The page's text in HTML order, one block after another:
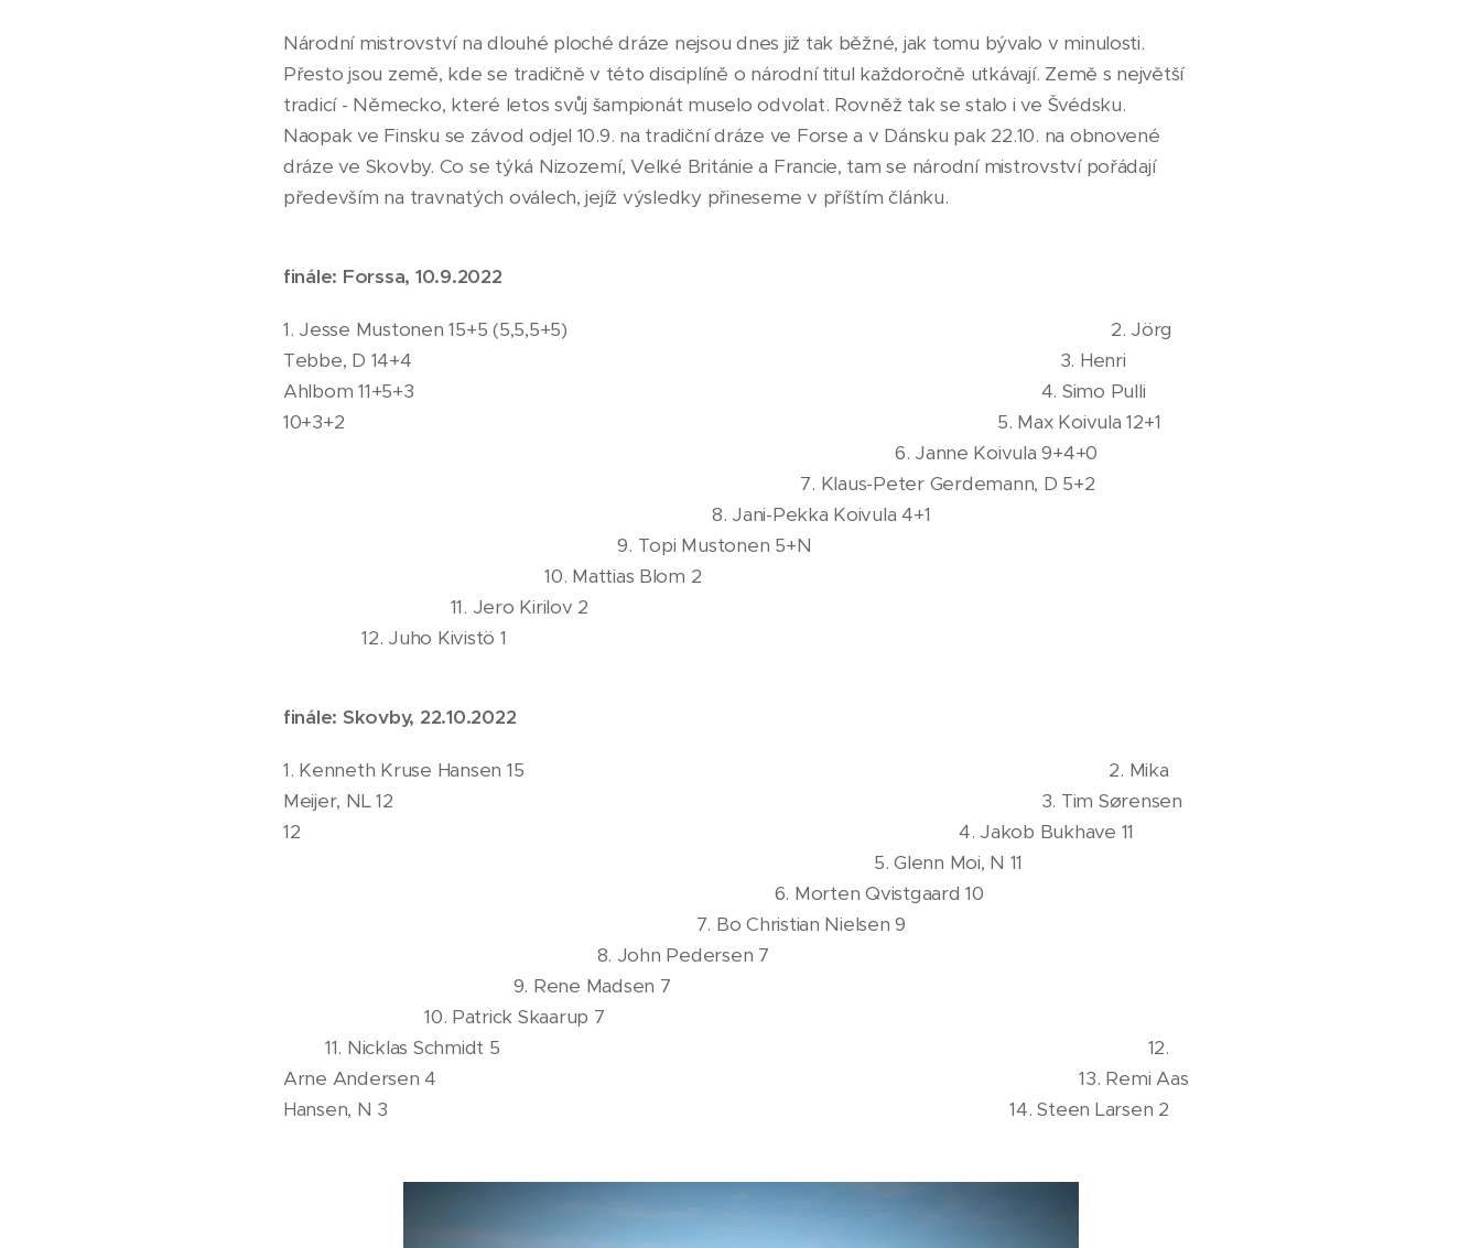
Národní mistrovství na dlouhé ploché dráze nejsou dnes již tak běžné, jak tomu bývalo v minulosti.
Přesto jsou země, kde se tradičně v této disciplíně o národní titul každoročně utkávají. Země s největší
tradicí - Německo, které letos svůj šampionát muselo odvolat. Rovněž tak se stalo i ve Švédsku.
Naopak ve Finsku se závod odjel 10.9. na tradiční dráze ve Forse a v Dánsku pak 22.10. na obnovené
dráze ve Skovby. Co se týká Nizozemí, Velké Británie a Francie, tam se národní mistrovství pořádají
především na travnatých oválech, jejíž výsledky přineseme v příštím článku.
finále: Forssa, 10.9.2022
1. Jesse Mustonen 15+5 (5,5,5+5) 2. Jörg
Tebbe, D 14+4 3. Henri
Ahlbom 11+5+3 4. Simo Pulli
10+3+2 5. Max Koivula 12+1
6. Janne Koivula 9+4+0
7. Klaus-Peter Gerdemann, D 5+2
8. Jani-Pekka Koivula 4+1
9. Topi Mustonen 5+N
10. Mattias Blom 2
11. Jero Kirilov 2
12. Juho Kivistö 1
finále: Skovby, 22.10.2022
1. Kenneth Kruse Hansen 15 2. Mika
Meijer, NL 12 3. Tim Sørensen
12 4. Jakob Bukhave 11
5. Glenn Moi, N 11
6. Morten Qvistgaard 10
7. Bo Christian Nielsen 9
8. John Pedersen 7
9. Rene Madsen 7
10. Patrick Skaarup 7
11. Nicklas Schmidt 5 12.
Arne Andersen 4 13. Remi Aas
Hansen, N 3 14. Steen Larsen 2